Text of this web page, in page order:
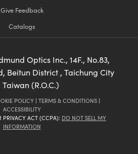
Give Feedback
Catalogs
Optics Inc., 14F., No.83,
Beitun District , Taichung City
Taiwan (R.O.C.)
POLICY | TERMS & CONDITIONS |
ACCESSIBILITY
PRIVACY ACT (CCPA): DO NOT SELL MY
INFORMATION